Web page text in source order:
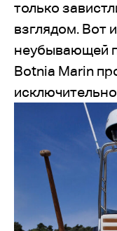
только
взглядом. Вот
неубывающей
Botnia Marin